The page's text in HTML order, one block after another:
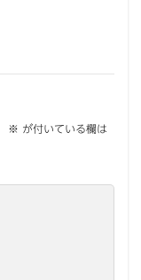
※ が付いている欄は